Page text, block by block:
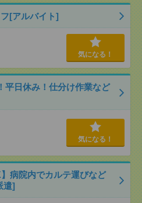
[アルバイト]
気になる！
平日休み！仕分け作業など
気になる！
病院内でカルテ運びなど
遣]